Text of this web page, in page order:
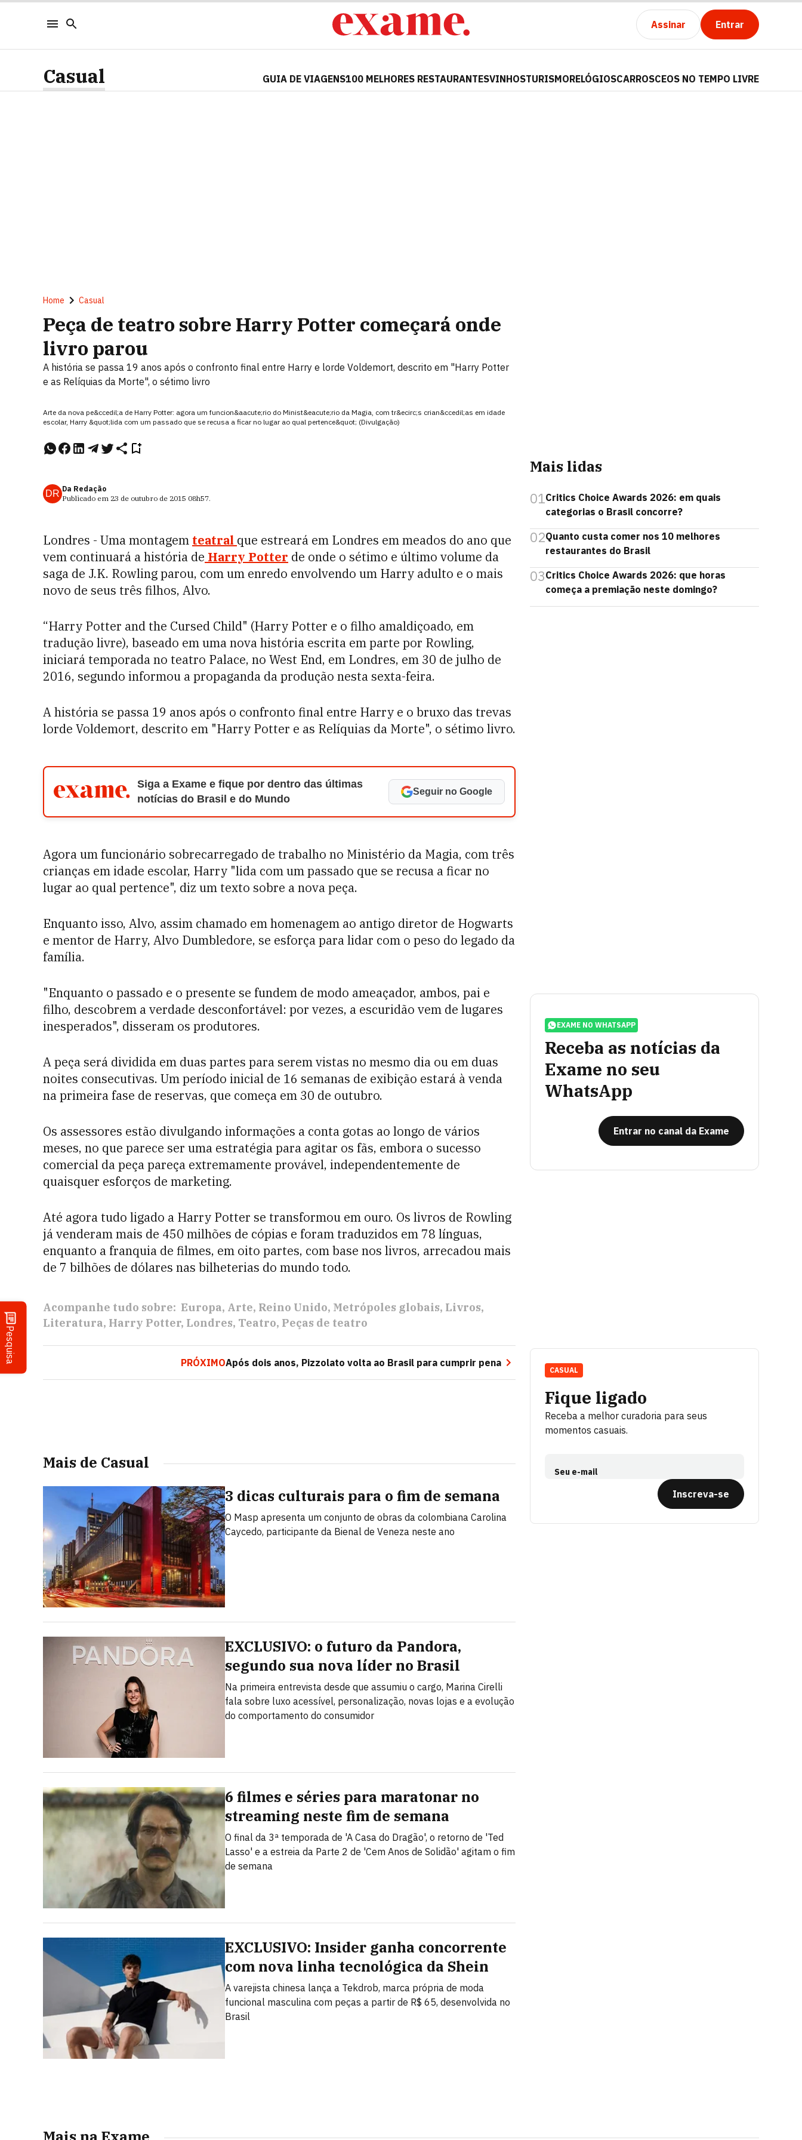
Assinar Entrar
Pesquisa
Casual GUIA DE VIAGENS100 MELHORES RESTAURANTESVINHOSTURISMORELÓGIOSCARROSCEOS NO TEMPO LIVRE
Home Casual
Peça de teatro sobre Harry Potter começará onde
livro parou
A história se passa 19 anos após o confronto final entre Harry e lorde Voldemort, descrito em "Harry Potter
e as Relíquias da Morte", o sétimo livro
Arte da nova pe&ccedil;a de Harry Potter: agora um funcion&aacute;rio do Minist&eacute;rio da Magia, com tr&ecirc;s crian&ccedil;as em idade
escolar, Harry &quot;lida com um passado que se recusa a ficar no lugar ao qual pertence&quot; (Divulgação)
DR Da Redação
Publicado em 23 de outubro de 2015 08h57.
Londres - Uma montagem teatral que estreará em Londres em meados do ano que
vem continuará a história de Harry Potter de onde o sétimo e último volume da
saga de J.K. Rowling parou, com um enredo envolvendo um Harry adulto e o mais
novo de seus três filhos, Alvo.
“Harry Potter and the Cursed Child" (Harry Potter e o filho amaldiçoado, em
tradução livre), baseado em uma nova história escrita em parte por Rowling,
iniciará temporada no teatro Palace, no West End, em Londres, em 30 de julho de
2016, segundo informou a propaganda da produção nesta sexta-feira.
A história se passa 19 anos após o confronto final entre Harry e o bruxo das trevas
lorde Voldemort, descrito em "Harry Potter e as Relíquias da Morte", o sétimo livro.
Siga a Exame e fique por dentro das últimas
notícias do Brasil e do Mundo
Seguir no Google
Agora um funcionário sobrecarregado de trabalho no Ministério da Magia, com três
crianças em idade escolar, Harry "lida com um passado que se recusa a ficar no
lugar ao qual pertence", diz um texto sobre a nova peça.
Enquanto isso, Alvo, assim chamado em homenagem ao antigo diretor de Hogwarts
e mentor de Harry, Alvo Dumbledore, se esforça para lidar com o peso do legado da
família.
"Enquanto o passado e o presente se fundem de modo ameaçador, ambos, pai e
filho, descobrem a verdade desconfortável: por vezes, a escuridão vem de lugares
inesperados", disseram os produtores.
A peça será dividida em duas partes para serem vistas no mesmo dia ou em duas
noites consecutivas. Um período inicial de 16 semanas de exibição estará à venda
na primeira fase de reservas, que começa em 30 de outubro.
Os assessores estão divulgando informações a conta gotas ao longo de vários
meses, no que parece ser uma estratégia para agitar os fãs, embora o sucesso
comercial da peça pareça extremamente provável, independentemente de
quaisquer esforços de marketing.
Até agora tudo ligado a Harry Potter se transformou em ouro. Os livros de Rowling
já venderam mais de 450 milhões de cópias e foram traduzidos em 78 línguas,
enquanto a franquia de filmes, em oito partes, com base nos livros, arrecadou mais
de 7 bilhões de dólares nas bilheterias do mundo todo.
Acompanhe tudo sobre: Europa Arte Reino Unido Metrópoles globais Livros
Literatura Harry Potter Londres Teatro Peças de teatro
PRÓXIMOApós dois anos, Pizzolato volta ao Brasil para cumprir pena
Mais de Casual
3 dicas culturais para o fim de semana
O Masp apresenta um conjunto de obras da colombiana Carolina
Caycedo, participante da Bienal de Veneza neste ano
EXCLUSIVO: o futuro da Pandora,
segundo sua nova líder no Brasil
Na primeira entrevista desde que assumiu o cargo, Marina Cirelli
fala sobre luxo acessível, personalização, novas lojas e a evolução
do comportamento do consumidor
6 filmes e séries para maratonar no
streaming neste fim de semana
O final da 3ª temporada de 'A Casa do Dragão', o retorno de 'Ted
Lasso' e a estreia da Parte 2 de 'Cem Anos de Solidão' agitam o fim
de semana
EXCLUSIVO: Insider ganha concorrente
com nova linha tecnológica da Shein
A varejista chinesa lança a Tekdrob, marca própria de moda
funcional masculina com peças a partir de R$ 65, desenvolvida no
Brasil
Mais lidas
01Critics Choice Awards 2026: em quais
categorias o Brasil concorre?
02Quanto custa comer nos 10 melhores
restaurantes do Brasil
03Critics Choice Awards 2026: que horas
começa a premiação neste domingo?
EXAME NO WHATSAPP
Receba as notícias da
Exame no seu
WhatsApp
Entrar no canal da Exame
Fique ligado
Receba a melhor curadoria para seus
momentos casuais.
Seu e-mail
Inscreva-se
CASUAL